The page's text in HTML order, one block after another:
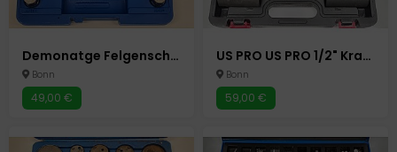
Demonatge Felgenschloss Radbolzen Radsicherung lösen Autowerkzeug Auto Werkzeuge
Bonn
49,00 €
US PRO US PRO 1/2" Kraft-Schlagschrauber-Nüsse Schlagnuss-Satz 8 Stück Autowerkzeug Auto Werkzeuge
Bonn
59,00 €